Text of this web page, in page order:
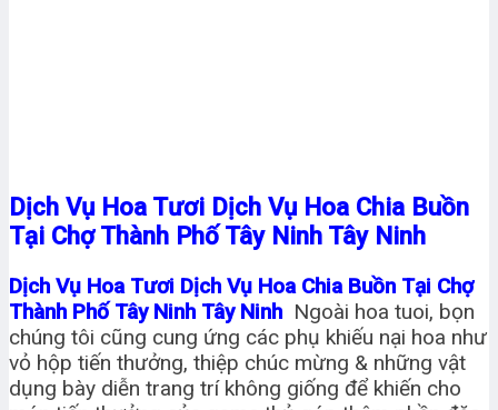
Dịch Vụ Hoa Tươi Dịch Vụ Hoa Chia Buồn
Tại Chợ Thành Phố Tây Ninh Tây Ninh
Dịch Vụ Hoa Tươi Dịch Vụ Hoa Chia Buồn Tại Chợ
Thành Phố Tây Ninh Tây Ninh Ngoài hoa tuoi, bọn
chúng tôi cũng cung ứng các phụ khiếu nại hoa như
vỏ hộp tiến thưởng, thiệp chúc mừng & những vật
dụng bày diễn trang trí không giống để khiến cho